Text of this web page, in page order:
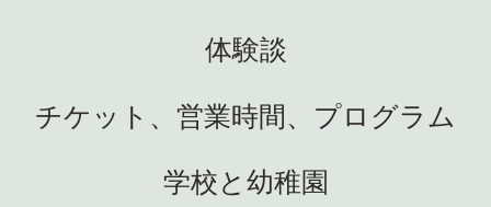
体験談
チケット、営業時間、プログラム
学校と幼稚園